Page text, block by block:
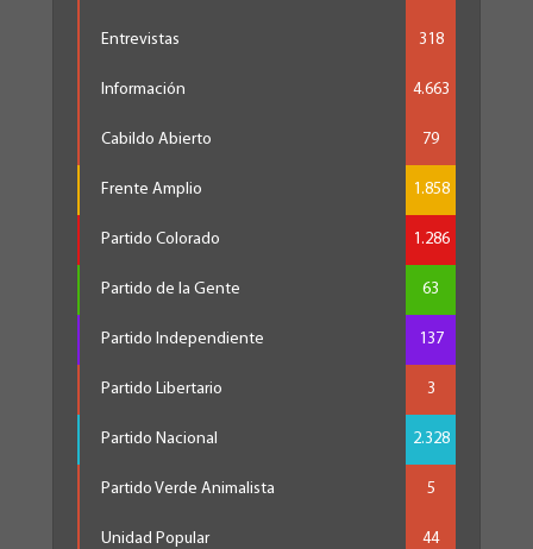
Entrevistas 318
Información 4.663
Cabildo Abierto 79
Frente Amplio 1.858
Partido Colorado 1.286
Partido de la Gente 63
Partido Independiente 137
Partido Libertario 3
Partido Nacional 2.328
Partido Verde Animalista 5
Unidad Popular 44